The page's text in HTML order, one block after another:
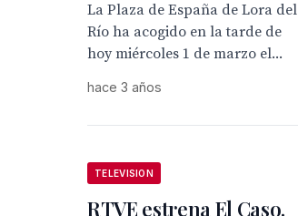
La Plaza de España de Lora del
Río ha acogido en la tarde de
hoy miércoles 1 de marzo el...
hace 3 años
TELEVISION
RTVE estrena El Caso.